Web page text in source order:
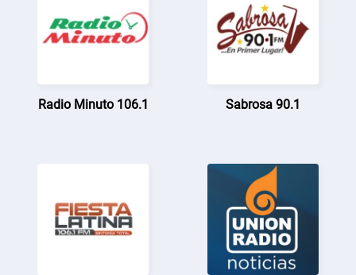
Radio Minuto 106.1 Sabrosa 90.1